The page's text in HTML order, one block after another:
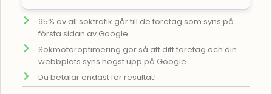
95% av all söktrafik går till de företag som syns på
första sidan av Google.
Sökmotoroptimering gör så att ditt företag och din
webbplats syns högst upp på Google.
Du betalar endast för resultat!